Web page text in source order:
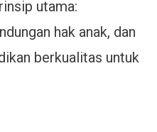
utama:
hak anak, dan
berkualitas untuk